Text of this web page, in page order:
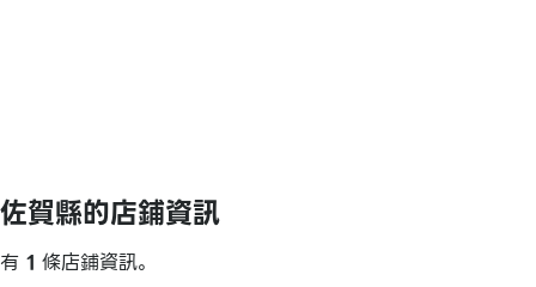
佐賀縣的店鋪資訊
有 1 條店鋪資訊。